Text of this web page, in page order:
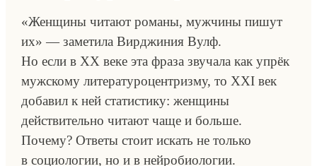
«Женщины читают романы, мужчины пишут
их» — заметила Вирджиния Вулф.
Но если в XX веке эта фраза звучала как упрёк
мужскому литературоцентризму, то XXI век
добавил к ней статистику: женщины
действительно читают чаще и больше.
Почему? Ответы стоит искать не только
в социологии, но и в нейробиологии.